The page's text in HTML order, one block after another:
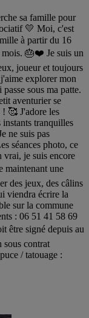
sa famille pour
💛 Moi, c'est
à partir du 16
mois. 🎂❤️ Je suis un
joueur et toujours
explorer mon
sous ma patte.
aventurier se
! 🥰 J'adore les
instants tranquilles
ne suis pas
séances photo, ce
vrai, je suis encore
maintenant une
des jeux, des câlins
viendra écrire la
sur la commune
: 06 51 41 58 69
être signé depuis au
contrat
/ tatouage :